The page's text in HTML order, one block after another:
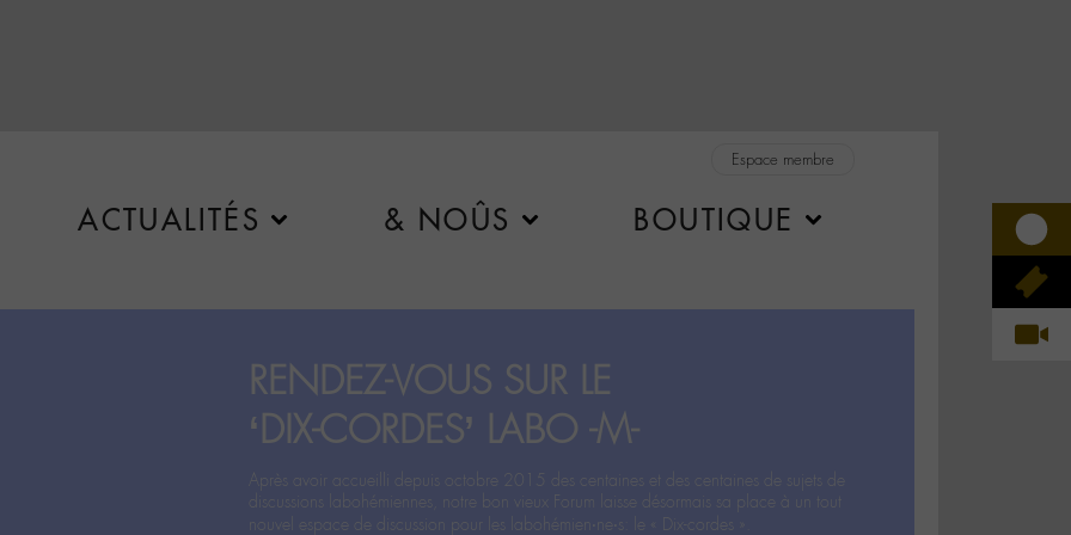
Espace membre
ACTUALITÉS & NOÛS BOUTIQUE
RENDEZ-VOUS SUR LE
‘DIX-CORDES’ LABO -M-
Après avoir accueilli depuis octobre 2015 des centaines et des centaines de sujets de
discussions labohémiennes, notre bon vieux Forum laisse désormais sa place à un tout
nouvel espace de discussion pour les labohémien‧ne‧s: le « Dix-cordes ».